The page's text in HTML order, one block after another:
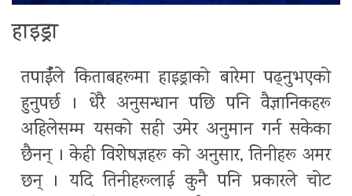
हाइड्रा
तपाईँले किताबहरूमा हाइड्राको बारेमा पढ्नुभएको
हुनुपर्छ । धेरै अनुसन्धान पछि पनि वैज्ञानिकहरू
अहिलेसम्म यसको सही उमेर अनुमान गर्न सकेका
छैनन् । केही विशेषज्ञहरू को अनुसार, तिनीहरू अमर
छन् । यदि तिनीहरूलाई कुनै पनि प्रकारले चोट